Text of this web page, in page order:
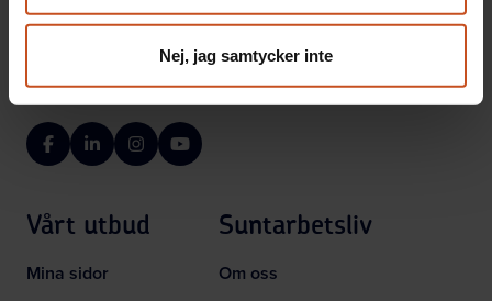
Nej, jag samtycker inte
Suntarbetsliv ger dig inspiration och verktyg
i ditt arbete för friska arbetsplatser
FacebookLinkedInInstagramYouTube
Vårt utbud
Mina sidor
Suntarbetsliv
Om oss